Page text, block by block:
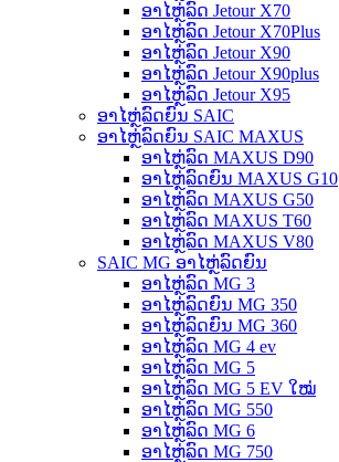
ອາໄຫຼ່ລົດ Jetour X70
ອາໄຫຼ່ລົດ Jetour X70Plus
ອາໄຫຼ່ລົດ Jetour X90
ອາໄຫຼ່ລົດ Jetour X90plus
ອາໄຫຼ່ລົດ Jetour X95
ອາໄຫຼ່ລົດຍົນ SAIC
ອາໄຫຼ່ລົດຍົນ SAIC MAXUS
ອາໄຫຼ່ລົດ MAXUS D90
ອາໄຫຼ່ລົດຍົນ MAXUS G10
ອາໄຫຼ່ລົດ MAXUS G50
ອາໄຫຼ່ລົດ MAXUS T60
ອາໄຫຼ່ລົດ MAXUS V80
SAIC MG ອາໄຫຼ່ລົດຍົນ
ອາໄຫຼ່ລົດ MG 3
ອາໄຫຼ່ລົດຍົນ MG 350
ອາໄຫຼ່ລົດຍົນ MG 360
ອາໄຫຼ່ລົດ MG 4 ev
ອາໄຫຼ່ລົດ MG 5
ອາໄຫຼ່ລົດ MG 5 EV ໃໝ່
ອາໄຫຼ່ລົດ MG 550
ອາໄຫຼ່ລົດ MG 6
ອາໄຫຼ່ລົດ MG 750